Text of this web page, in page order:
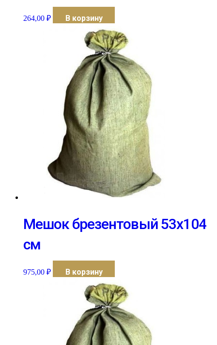
264,00 ₽ В корзину
Мешок брезентовый 53х104
см
975,00 ₽ В корзину